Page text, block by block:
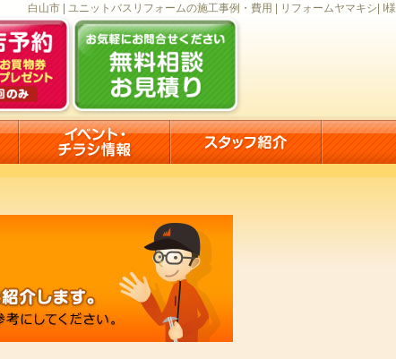
白山市 | ユニットバスリフォームの施工事例・費用 | リフォームヤマキシ| I様